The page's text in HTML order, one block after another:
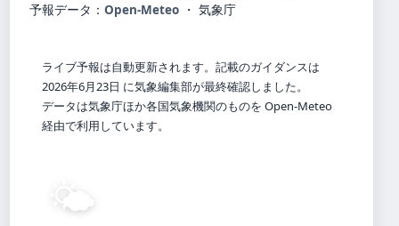
予報データ： Open-Meteo ・ 気象庁
ライブ予報は自動更新されます。記載のガイダンスは
2026年6月23日 に気象編集部が最終確認しました。
データは気象庁ほか各国気象機関のものを Open-Meteo
経由で利用しています。
🌤️